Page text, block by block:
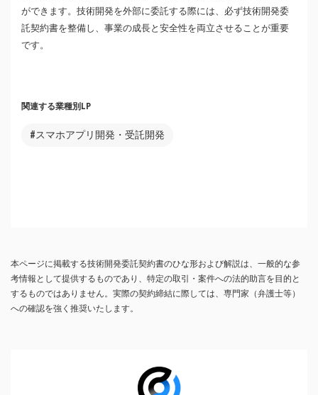
ができます。技術開発を外部に委託する際には、必ず技術開発委
託契約書を整備し、事業の成長と安全性を両立させることが重要
です。
関連する業種別LP
#スマホアプリ開発・受託開発
本ページに掲載する技術開発委託契約書のひな形および解説は、一般的な参
考情報として提供するものであり、特定の取引・案件への法的助言を目的と
するものではありません。実際の契約締結に際しては、専門家（弁護士等）
への確認を強く推奨いたします。